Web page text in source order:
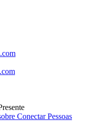
Conectar Pessoas